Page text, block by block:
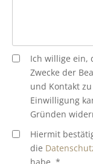
Ich willige ein,
Zwecke der
und Kontakt
Einwilligung
Gründen
Hiermit
die